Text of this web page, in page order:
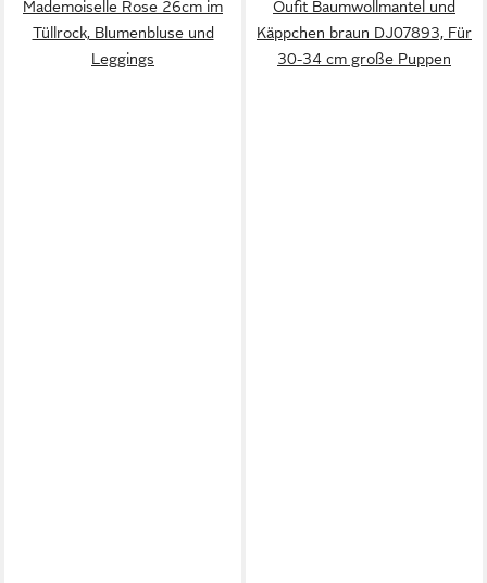
Mademoiselle Rose 26cm im
Tüllrock, Blumenbluse und
Leggings
Oufit Baumwollmantel und
Käppchen braun DJ07893, Für
30-34 cm große Puppen